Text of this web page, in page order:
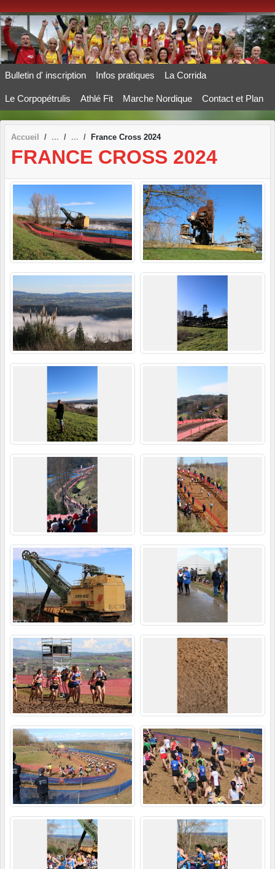
Bulletin d' inscription Infos pratiques La Corrida
Le Corpopétrulis Athlé Fit Marche Nordique Contact et Plan
Accueil France Cross 2024
FRANCE CROSS 2024